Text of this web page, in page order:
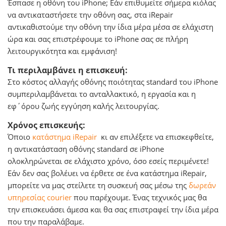
Έσπασε η οθόνη του iPhone; Εάν επιθυμείτε σήμερα κιόλας
να αντικαταστήσετε την οθόνη σας, στα iRepair
αντικαθιστούμε την οθόνη την ίδια μέρα μέσα σε ελάχιστη
ώρα και σας επιστρέφουμε το iPhone σας σε πλήρη
λειτουργικότητα και εμφάνιση!
Τι περιλαμβάνει η επισκευή:
Στο κόστος αλλαγής οθόνης ποιότητας standard του iPhone
συμπεριλαμβάνεται το ανταλλακτικό, η εργασία και η
εφ΄όρου ζωής εγγύηση καλής λειτουργίας.
Χρόνος επισκευής:
Όποιο κατάστημα iRepair κι αν επιλέξετε να επισκεφθείτε,
η αντικατάσταση οθόνης standard σε iPhone
ολοκληρώνεται σε ελάχιστο χρόνο, όσο εσείς περιμένετε!
Εάν δεν σας βολέυει να έρθετε σε ένα κατάστημα iRepair,
μπορείτε να μας στείλετε τη συσκευή σας μέσω της δωρεάν
υπηρεσίας courier που παρέχουμε. Ένας τεχνικός μας θα
την επισκευάσει άμεσα και θα σας επιστραφεί την ίδια μέρα
που την παραλάβαμε.